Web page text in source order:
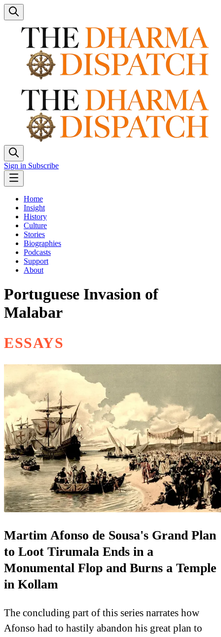
Sign in Subscribe
Home
Insight
History
Culture
Stories
Biographies
Podcasts
Support
About
Portuguese Invasion of
Malabar
ESSAYS
Martim Afonso de Sousa's Grand Plan
to Loot Tirumala Ends in a
Monumental Flop and Burns a Temple
in Kollam
The concluding part of this series narrates how
Afonso had to hastily abandon his great plan to